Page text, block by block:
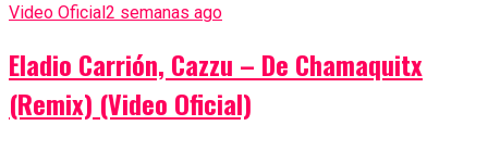
Video Oficial2 semanas ago
Eladio Carrión, Cazzu – De Chamaquitx
(Remix) (Video Oficial)